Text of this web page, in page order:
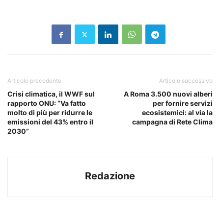
Articolo precedente
Crisi climatica, il WWF sul
rapporto ONU: “Va fatto
molto di più per ridurre le
emissioni del 43% entro il
2030”
Articolo successivo
A Roma 3.500 nuovi alberi
per fornire servizi
ecosistemici: al via la
campagna di Rete Clima
Redazione